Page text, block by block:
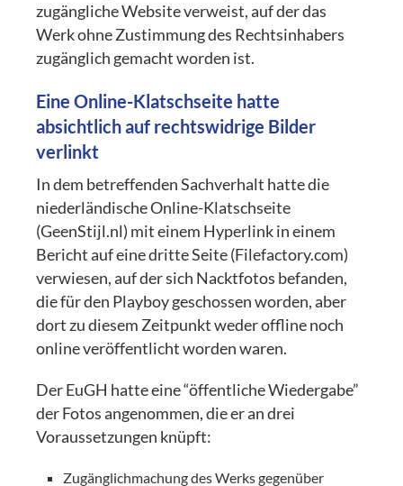
zugängliche Website verweist, auf der das
Werk ohne Zustimmung des Rechtsinhabers
zugänglich gemacht worden ist.
Eine Online-Klatschseite hatte
absichtlich auf rechtswidrige Bilder
verlinkt
In dem betreffenden Sachverhalt hatte die
niederländische Online-Klatschseite
(GeenStijl.nl) mit einem Hyperlink in einem
Bericht auf eine dritte Seite (Filefactory.com)
verwiesen, auf der sich Nacktfotos befanden,
die für den Playboy geschossen worden, aber
dort zu diesem Zeitpunkt weder offline noch
online veröffentlicht worden waren.
Der EuGH hatte eine “öffentliche Wiedergabe”
der Fotos angenommen, die er an drei
Voraussetzungen knüpft:
Zugänglichmachung des Werks gegenüber